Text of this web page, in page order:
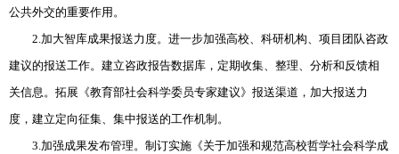
公共外交的重要作用。
2.加大智库成果报送力度。进一步加强高校、科研机构、项目团队咨政
建议的报送工作。建立咨政报告数据库，定期收集、整理、分析和反馈相
关信息。拓展《教育部社会科学委员专家建议》报送渠道，加大报送力
度，建立定向征集、集中报送的工作机制。
3.加强成果发布管理。制订实施《关于加强和规范高校哲学社会科学成